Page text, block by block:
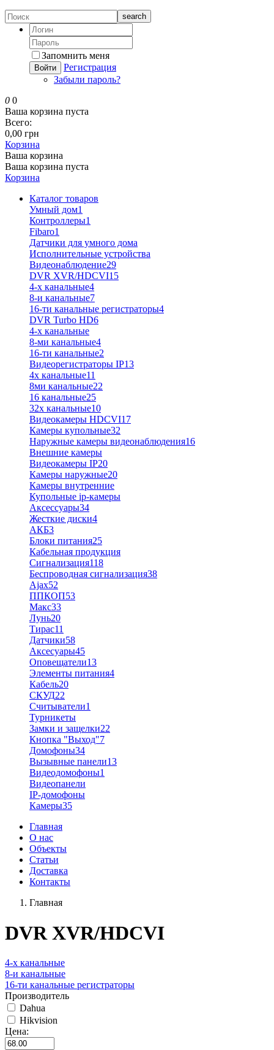
search
Запомнить меня
Войти
Регистрация
Забыли пароль?
0 0
Ваша корзина пуста
Всего:
0,00 грн
Корзина
Ваша корзина
Ваша корзина пуста
Корзина
Каталог товаров
Умный дом1
Контроллеры1
Fibaro1
Датчики для умного дома
Исполнительные устройства
Видеонаблюдение29
DVR XVR/HDCVI15
4-x канальные4
8-и канальные7
16-ти канальные регистраторы4
DVR Turbo HD6
4-х канальные
8-ми канальные4
16-ти канальные2
Видеорегистраторы IP13
4х канальные11
8ми канальные22
16 канальные25
32x канальные10
Видеокамеры HDCVI17
Камеры купольные32
Наружные камеры видеонаблюдения16
Внешние камеры
Видеокамеры IP20
Камеры наружные20
Камеры внутренние
Купольные ip-камеры
Аксессуары34
Жесткие диски4
АКБ3
Блоки питания25
Кабельная продукция
Сигнализация118
Беспроводная сигнализация38
Ajax52
ППКОП53
Макс33
Лунь20
Тирас11
Датчики58
Аксесуары45
Оповещатели13
Элементы питания4
Кабель20
СКУД22
Считыватели1
Турникеты
Замки и защелки22
Кнопка "Выход"7
Домофоны34
Вызывные панели13
Видеодомофоны1
Видеопанели
IP-домофоны
Камеры35
Главная
О нас
Объекты
Статьи
Доставка
Контакты
Главная
DVR XVR/HDCVI
4-x канальные
8-и канальные
16-ти канальные регистраторы
Производитель
Dahua
Hikvision
Цена: